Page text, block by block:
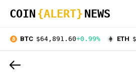
COIN {ALERT} NEWS
BTC $64,891.60+0.99% ETH